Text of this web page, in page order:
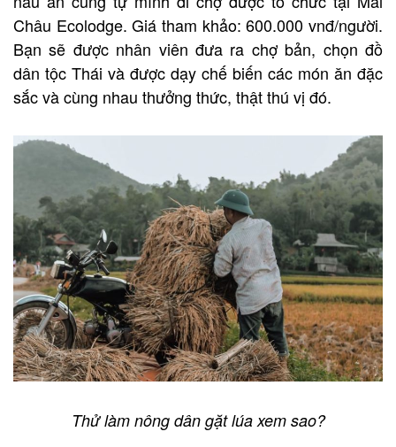
Châu Ecolodge. Giá tham khảo: 600.000 vnđ/người.
Bạn sẽ được nhân viên đưa ra chợ bản, chọn đồ
dân tộc Thái và được dạy chế biến các món ăn đặc
sắc và cùng nhau thưởng thức, thật thú vị đó.
Thử làm nông dân gặt lúa xem sao?